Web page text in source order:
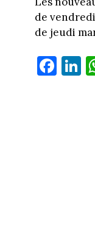
de
de jeudi
Fa
ce
Li